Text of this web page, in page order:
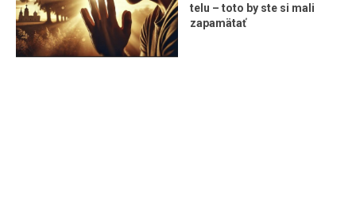
telu – toto by ste si mali
zapamätať